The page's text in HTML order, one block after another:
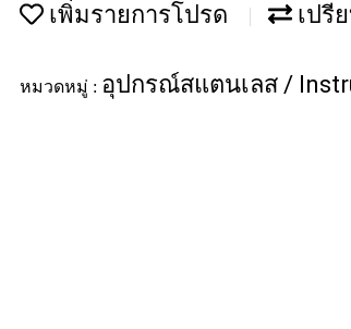
เพิ่มรายการโปรด เปรี
หมวดหมู่ : อุปกรณ์สแตนเลส /